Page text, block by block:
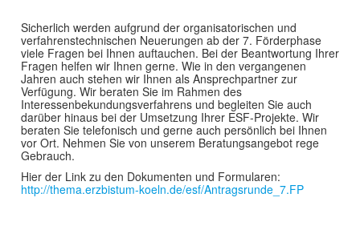
Sicherlich werden aufgrund der organisatorischen und
verfahrenstechnischen Neuerungen ab der 7. Förderphase
viele Fragen bei Ihnen auftauchen. Bei der Beantwortung Ihrer
Fragen helfen wir Ihnen gerne. Wie in den vergangenen
Jahren auch stehen wir Ihnen als Ansprechpartner zur
Verfügung. Wir beraten Sie im Rahmen des
Interessenbekundungsverfahrens und begleiten Sie auch
darüber hinaus bei der Umsetzung Ihrer ESF-Projekte. Wir
beraten Sie telefonisch und gerne auch persönlich bei Ihnen
vor Ort. Nehmen Sie von unserem Beratungsangebot rege
Gebrauch.
Hier der Link zu den Dokumenten und Formularen:
http://thema.erzbistum-koeln.de/esf/Antragsrunde_7.FP